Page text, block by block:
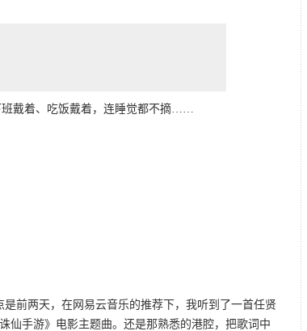
班戴着、吃饭戴着，连睡觉都不摘……
前两天，在网易云音乐的推荐下，我听到了一首任贤
仙手游》电影主题曲。还是那熟悉的港腔，把歌词中